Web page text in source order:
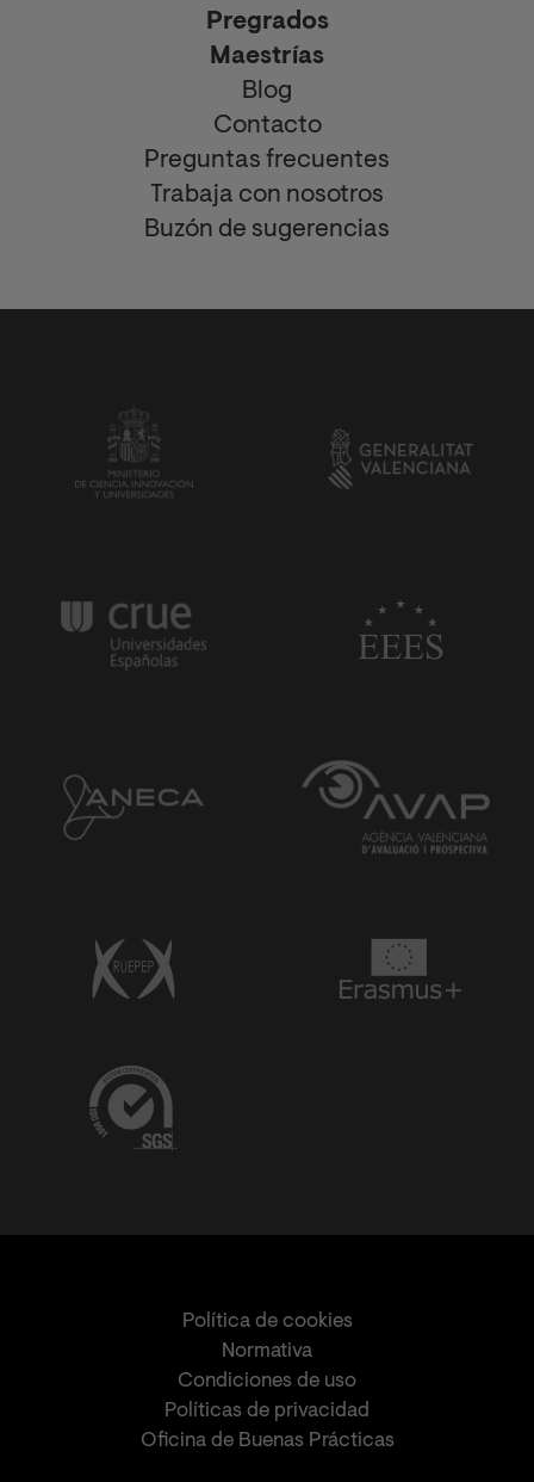
Pregrados
Maestrías
Blog
Contacto
Preguntas frecuentes
Trabaja con nosotros
Buzón de sugerencias
Política de cookies
Normativa
Condiciones de uso
Políticas de privacidad
Oficina de Buenas Prácticas